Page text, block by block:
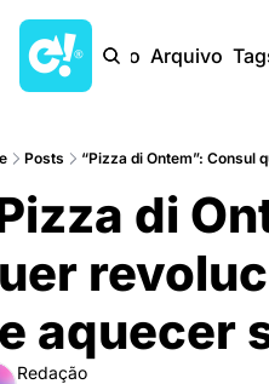
Início Arquivo
Posts “Pizza di Ontem”: Consul
di
aquecer
Redação